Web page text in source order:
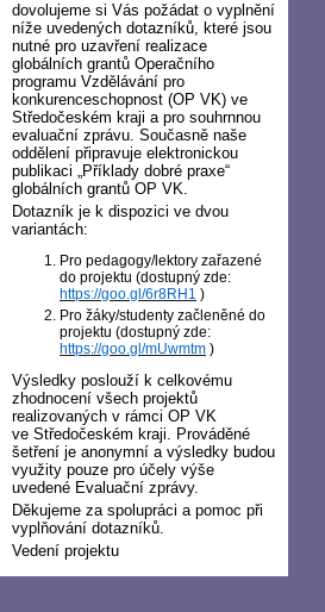
dovolujeme si Vás požádat o vyplnění
níže uvedených dotazníků, které jsou
nutné pro uzavření realizace
globálních grantů Operačního
programu Vzdělávání pro
konkurenceschopnost (OP VK) ve
Středočeském kraji a pro souhrnnou
evaluační zprávu. Současně naše
oddělení připravuje elektronickou
publikaci „Příklady dobré praxe“
globálních grantů OP VK.
Dotazník je k dispozici ve dvou
variantách:
Pro pedagogy/lektory zařazené
do projektu (dostupný zde:
https://goo.gl/6r8RH1 )
Pro žáky/studenty začleněné do
projektu (dostupný zde:
https://goo.gl/mUwmtm )
Výsledky poslouží k celkovému
zhodnocení všech projektů
realizovaných v rámci OP VK
ve Středočeském kraji. Prováděné
šetření je anonymní a výsledky budou
využity pouze pro účely výše
uvedené Evaluační zprávy.
Děkujeme za spolupráci a pomoc při
vyplňování dotazníků.
Vedení projektu